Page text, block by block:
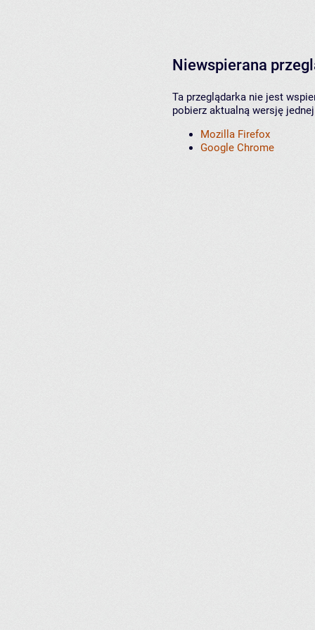
Niewspierana
Ta przeglądarka nie jest
pobierz aktualną wersję
Mozilla Firefox
Google Chrome